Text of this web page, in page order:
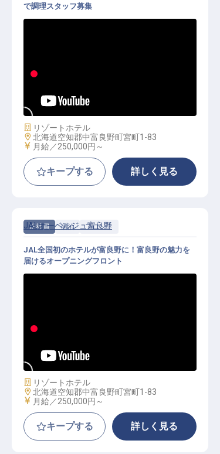
洋食調理│月給25万円～／JALオー
／未経験・U・Iターン歓迎
で調理スタッフ募集
施設業態
リゾートホテル
勤務地
北海道空知郡中富良野町宮町1-83
給与
月給／250,000円～
キープする 詳しく見る
正社員 宿泊 フロント
フロント│月給25万円～／JALオー
／U・Iターン・住宅手当あり
JALオーベルジュ富良野
JAL全国初のホテルが富良野に！富良野の魅力を
届けるオープニングフロント
施設業態
リゾートホテル
勤務地
北海道空知郡中富良野町宮町1-83
給与
月給／250,000円～
キープする 詳しく見る